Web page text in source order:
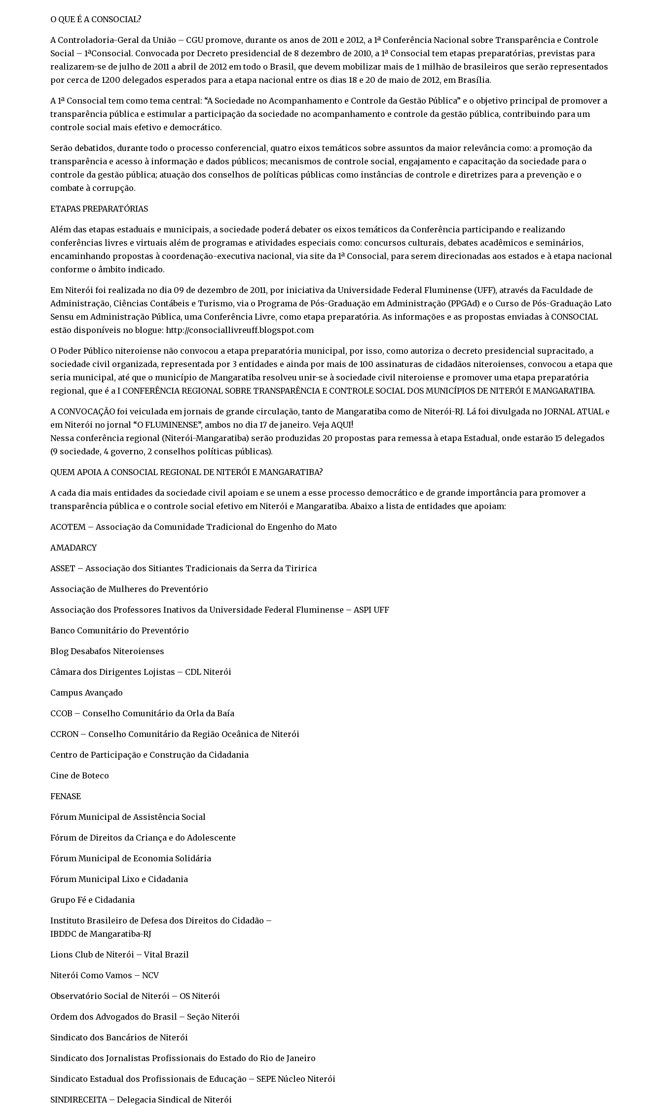
O QUE É A CONSOCIAL?
A Controladoria-Geral da União – CGU promove, durante os anos de 2011 e 2012, a 1ª Conferência Nacional sobre Transparência e Controle
Social – 1ªConsocial. Convocada por Decreto presidencial de 8 dezembro de 2010, a 1ª Consocial tem etapas preparatórias, previstas para
realizarem-se de julho de 2011 a abril de 2012 em todo o Brasil, que devem mobilizar mais de 1 milhão de brasileiros que serão representados
por cerca de 1200 delegados esperados para a etapa nacional entre os dias 18 e 20 de maio de 2012, em Brasília.
A 1ª Consocial tem como tema central: “A Sociedade no Acompanhamento e Controle da Gestão Pública” e o objetivo principal de promover a
transparência pública e estimular a participação da sociedade no acompanhamento e controle da gestão pública, contribuindo para um
controle social mais efetivo e democrático.
Serão debatidos, durante todo o processo conferencial, quatro eixos temáticos sobre assuntos da maior relevância como: a promoção da
transparência e acesso à informação e dados públicos; mecanismos de controle social, engajamento e capacitação da sociedade para o
controle da gestão pública; atuação dos conselhos de políticas públicas como instâncias de controle e diretrizes para a prevenção e o
combate à corrupção.
ETAPAS PREPARATÓRIAS
Além das etapas estaduais e municipais, a sociedade poderá debater os eixos temáticos da Conferência participando e realizando
conferências livres e virtuais além de programas e atividades especiais como: concursos culturais, debates acadêmicos e seminários,
encaminhando propostas à coordenação-executiva nacional, via site da 1ª Consocial, para serem direcionadas aos estados e à etapa nacional
conforme o âmbito indicado.
Em Niterói foi realizada no dia 09 de dezembro de 2011, por iniciativa da Universidade Federal Fluminense (UFF), através da Faculdade de
Administração, Ciências Contábeis e Turismo, via o Programa de Pós-Graduação em Administração (PPGAd) e o Curso de Pós-Graduação Lato
Sensu em Administração Pública, uma Conferência Livre, como etapa preparatória. As informações e as propostas enviadas à CONSOCIAL
estão disponíveis no blogue: http://consociallivreuff.blogspot.com
O Poder Público niteroiense não convocou a etapa preparatória municipal, por isso, como autoriza o decreto presidencial supracitado, a
sociedade civil organizada, representada por 3 entidades e ainda por mais de 100 assinaturas de cidadãos niteroienses, convocou a etapa que
seria municipal, até que o município de Mangaratiba resolveu unir-se à sociedade civil niteroiense e promover uma etapa preparatória
regional, que é a I CONFERÊNCIA REGIONAL SOBRE TRANSPARÊNCIA E CONTROLE SOCIAL DOS MUNICÍPIOS DE NITERÓI E MANGARATIBA.
A CONVOCAÇÃO foi veiculada em jornais de grande circulação, tanto de Mangaratiba como de Niterói-RJ. Lá foi divulgada no JORNAL ATUAL e
em Niterói no jornal “O FLUMINENSE”, ambos no dia 17 de janeiro. Veja AQUI!
Nessa conferência regional (Niterói-Mangaratiba) serão produzidas 20 propostas para remessa à etapa Estadual, onde estarão 15 delegados
(9 sociedade, 4 governo, 2 conselhos políticas públicas).
QUEM APOIA A CONSOCIAL REGIONAL DE NITERÓI E MANGARATIBA?
A cada dia mais entidades da sociedade civil apoiam e se unem a esse processo democrático e de grande importância para promover a
transparência pública e o controle social efetivo em Niterói e Mangaratiba. Abaixo a lista de entidades que apoiam:
ACOTEM – Associação da Comunidade Tradicional do Engenho do Mato
AMADARCY
ASSET – Associação dos Sitiantes Tradicionais da Serra da Tiririca
Associação de Mulheres do Preventório
Associação dos Professores Inativos da Universidade Federal Fluminense – ASPI UFF
Banco Comunitário do Preventório
Blog Desabafos Niteroienses
Câmara dos Dirigentes Lojistas – CDL Niterói
Campus Avançado
CCOB – Conselho Comunitário da Orla da Baía
CCRON – Conselho Comunitário da Região Oceânica de Niterói
Centro de Participação e Construção da Cidadania
Cine de Boteco
FENASE
Fórum Municipal de Assistência Social
Fórum de Direitos da Criança e do Adolescente
Fórum Municipal de Economia Solidária
Fórum Municipal Lixo e Cidadania
Grupo Fé e Cidadania
Instituto Brasileiro de Defesa dos Direitos do Cidadão –
IBDDC de Mangaratiba-RJ
Lions Club de Niterói – Vital Brazil
Niterói Como Vamos – NCV
Observatório Social de Niterói – OS Niterói
Ordem dos Advogados do Brasil – Seção Niterói
Sindicato dos Bancários de Niterói
Sindicato dos Jornalistas Profissionais do Estado do Rio de Janeiro
Sindicato Estadual dos Profissionais de Educação – SEPE Núcleo Niterói
SINDIRECEITA – Delegacia Sindical de Niterói